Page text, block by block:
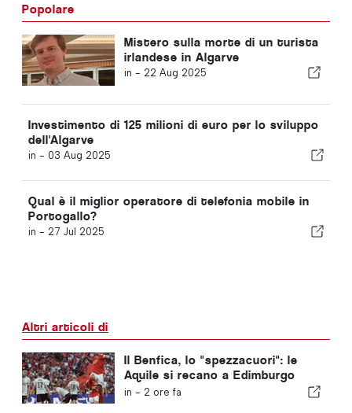
Popolare
Mistero sulla morte di un turista
irlandese in Algarve
in - 22 Aug 2025
Investimento di 125 milioni di euro per lo sviluppo
dell'Algarve
in - 03 Aug 2025
Qual è il miglior operatore di telefonia mobile in
Portogallo?
in - 27 Jul 2025
Altri articoli di
Il Benfica, lo "spezzacuori": le
Aquile si recano a Edimburgo
con un piede già nella fase
in - 2 ore fa